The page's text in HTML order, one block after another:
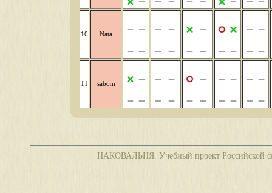
10 Nata
11 sabom
НАКОВАЛЬНЯ. Учебный проект Российской